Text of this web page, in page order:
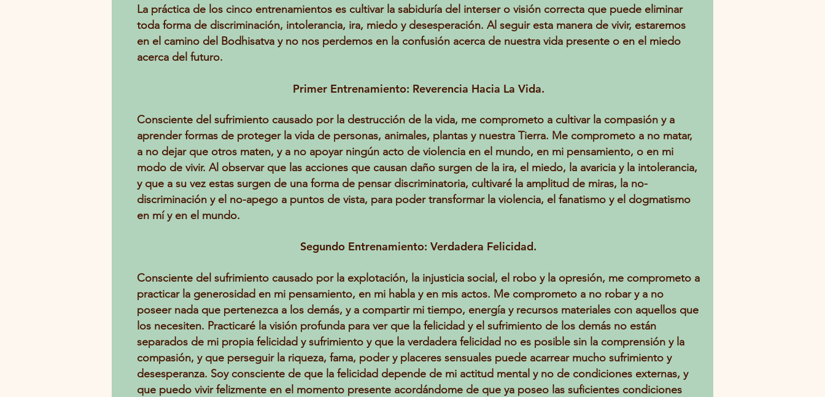
La práctica de los cinco entrenamientos es cultivar la sabiduría del interser o visión correcta que puede eliminar
toda forma de discriminación, intolerancia, ira, miedo y desesperación. Al seguir esta manera de vivir, estaremos
en el camino del Bodhisatva y no nos perdemos en la confusión acerca de nuestra vida presente o en el miedo
acerca del futuro.
Primer Entrenamiento: Reverencia Hacia La Vida.
Consciente del sufrimiento causado por la destrucción de la vida, me comprometo a cultivar la compasión y a
aprender formas de proteger la vida de personas, animales, plantas y nuestra Tierra. Me comprometo a no matar,
a no dejar que otros maten, y a no apoyar ningún acto de violencia en el mundo, en mi pensamiento, o en mi
modo de vivir. Al observar que las acciones que causan daño surgen de la ira, el miedo, la avaricia y la intolerancia,
y que a su vez estas surgen de una forma de pensar discriminatoria, cultivaré la amplitud de miras, la no-
discriminación y el no-apego a puntos de vista, para poder transformar la violencia, el fanatismo y el dogmatismo
en mí y en el mundo.
Segundo Entrenamiento: Verdadera Felicidad.
Consciente del sufrimiento causado por la explotación, la injusticia social, el robo y la opresión, me comprometo a
practicar la generosidad en mi pensamiento, en mi habla y en mis actos. Me comprometo a no robar y a no
poseer nada que pertenezca a los demás, y a compartir mi tiempo, energía y recursos materiales con aquellos que
los necesiten. Practicaré la visión profunda para ver que la felicidad y el sufrimiento de los demás no están
separados de mi propia felicidad y sufrimiento y que la verdadera felicidad no es posible sin la comprensión y la
compasión, y que perseguir la riqueza, fama, poder y placeres sensuales puede acarrear mucho sufrimiento y
desesperanza. Soy consciente de que la felicidad depende de mi actitud mental y no de condiciones externas, y
que puedo vivir felizmente en el momento presente acordándome de que ya poseo las suficientes condiciones